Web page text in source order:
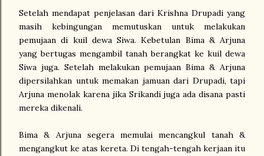
Setelah mendapat penjelasan dari Krishna Drupadi yang
masih kebingungan memutuskan untuk melakukan
pemujaan di kuil dewa Siwa. Kebetulan Bima & Arjuna
yang bertugas mengambil tanah berangkat ke kuil dewa
Siwa juga. Setelah melakukan pemujaan Bima & Arjuna
dipersilahkan untuk memakan jamuan dari Drupadi, tapi
Arjuna menolak karena jika Srikandi juga ada disana pasti
mereka dikenali.
Bima & Arjuna segera memulai mencangkul tanah &
mengangkut ke atas kereta. Di tengah-tengah kerjaan itu